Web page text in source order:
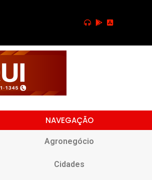
NAVEGAÇÃO
Agronegócio
Cidades